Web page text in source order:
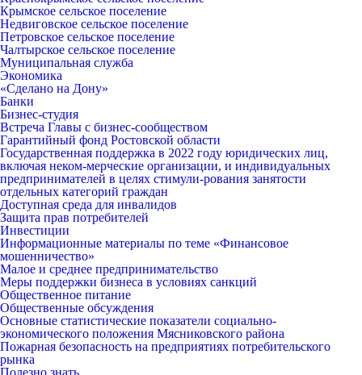
Крымское сельское поселение
Недвиговское сельское поселение
Петровское сельское поселение
Чалтырское сельское поселение
Муниципальная служба
Экономика
«Сделано на Дону»
Банки
Бизнес-студия
Встреча Главы с бизнес-сообществом
Гарантийный фонд Ростовской области
Государственная поддержка в 2022 году юридических лиц,
включая неком-мерческие организации, и индивидуальных
предпринимателей в целях стимули-рования занятости
отдельных категорий граждан
Доступная среда для инвалидов
Защита прав потребителей
Инвестиции
Информационные материалы по теме «Финансовое
мошенничество»
Малое и среднее предпринимательство
Меры поддержки бизнеса в условиях санкций
Общественное питание
Общественные обсуждения
Основные статистические показатели социально-
экономического положения Мясниковского района
Пожарная безопасность на предприятиях потребительского
рынка
Полезно знать